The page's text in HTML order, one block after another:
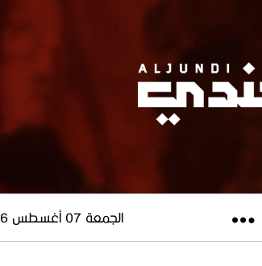
الجمعة 07 أغسطس 2026